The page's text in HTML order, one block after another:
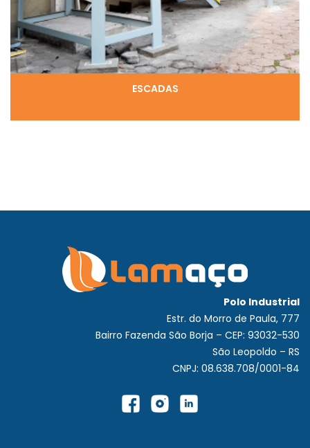
ESCADAS
Polo Industrial
Estr. do Morro de Paula, 777
Bairro Fazenda São Borja – CEP: 93032-530
São Leopoldo – RS
CNPJ: 08.638.708/0001-84